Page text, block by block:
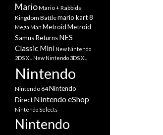
MarioMario + Rabbids
Kingdom Battlemario kart 8
Mega Man MetroidMetroid
Samus ReturnsNES
Classic Mini New Nintendo
2DS XL New Nintendo 3DS XL
Nintendo
Nintendo 64Nintendo
DirectNintendo eShop
Nintendo Selects
Nintendo